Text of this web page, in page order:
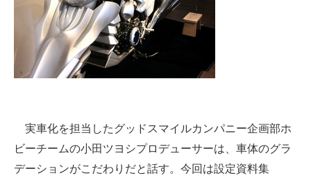
実車化を担当したグッドスマイルカンパニー企画部ホ
ビーチームの小田ツヨシプロデューサーは、車体のグラ
デーションがこだわりだと話す。今回は設定資料集